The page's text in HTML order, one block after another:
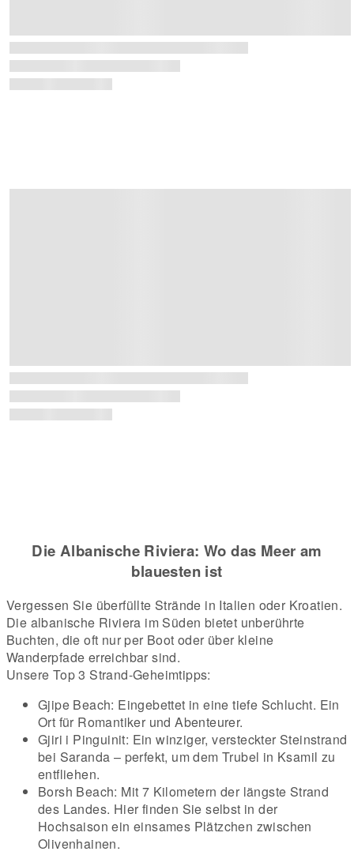
Die Albanische Riviera: Wo das Meer am
blauesten ist
Vergessen Sie überfüllte Strände in Italien oder Kroatien.
Die albanische Riviera im Süden bietet unberührte
Buchten, die oft nur per Boot oder über kleine
Wanderpfade erreichbar sind.
Unsere Top 3 Strand-Geheimtipps:
Gjipe Beach: Eingebettet in eine tiefe Schlucht. Ein
Ort für Romantiker und Abenteurer.
Gjiri i Pinguinit: Ein winziger, versteckter Steinstrand
bei Saranda – perfekt, um dem Trubel in Ksamil zu
entfliehen.
Borsh Beach: Mit 7 Kilometern der längste Strand
des Landes. Hier finden Sie selbst in der
Hochsaison ein einsames Plätzchen zwischen
Olivenhainen.